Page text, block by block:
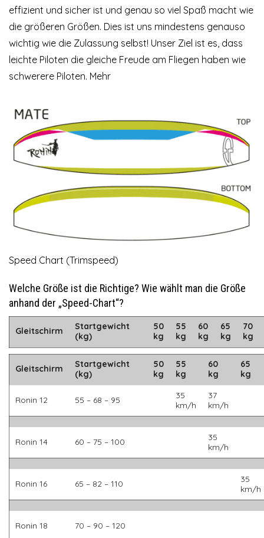
effizient und sicher ist und genau so viel Spaß macht wie
die größeren Größen. Dies ist uns mindestens genauso
wichtig wie die Zulassung selbst! Unser Ziel ist es, dass
leichte Piloten die gleiche Freude am Fliegen haben wie
schwerere Piloten. Mehr
Speed Chart (Trimspeed)
Welche Größe ist die Richtige? Wie wählt man die Größe
anhand der „Speed-Chart“?
Gleitschirm
Startgewicht
(kg)
50
kg
55
kg
60
kg
65
kg
70
kg
Gleitschirm
Startgewicht
(kg)
50
kg
55
kg
60
kg
65
kg
Ronin 12 55 – 68 – 95
35
km/h
37
km/h
Ronin 14 60 – 75 – 100
35
km/h
Ronin 16 65 – 82 – 110
35
km/h
Ronin 18 70 – 90 – 120